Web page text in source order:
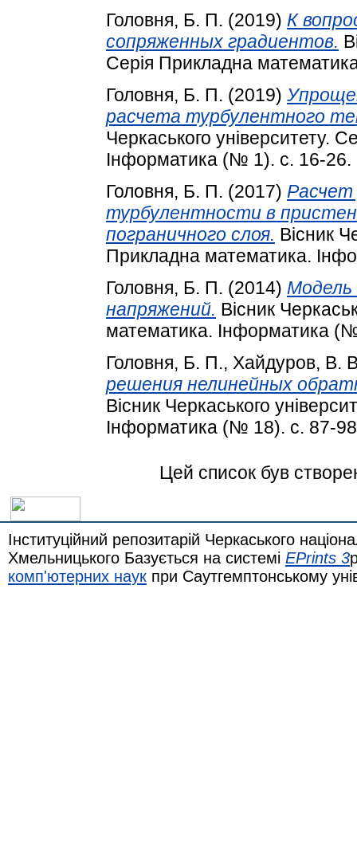
Головня, Б. П. (2019) К
сопряженных градиентов.
Серія Прикладна
Головня, Б. П. (2019)
расчета турбулентного
Черкаського університету.
Інформатика (№ 1). с. 16-26.
Головня, Б. П. (2017) Расчет
турбулентности в
пограничного слоя. Вісник
Прикладна математика.
Головня, Б. П. (2014) Модель
напряжений. Вісник
математика. Інформатика
Головня, Б. П., Хайдуров, В.
решения нелинейных
Вісник Черкаського
Інформатика (№ 18). с. 87-
Цей список був
Інституційний репозитарій Черкаського
Хмельницького Базується на системі EPrints 3
комп'ютерних наук при Саутгемптонському